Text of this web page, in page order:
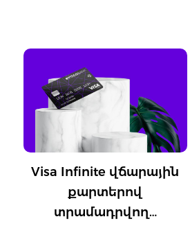
Visa Infinite վճարային
քարտերով
տրամադրվող…